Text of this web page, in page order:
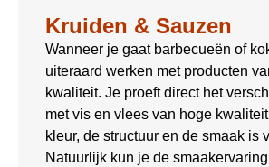
Kruiden & Sauzen
Wanneer je gaat barbecueën of
uiteraard werken met producten
kwaliteit. Je proeft direct het
met vis en vlees van hoge
kleur, de structuur en de smaak is
Natuurlijk kun je de